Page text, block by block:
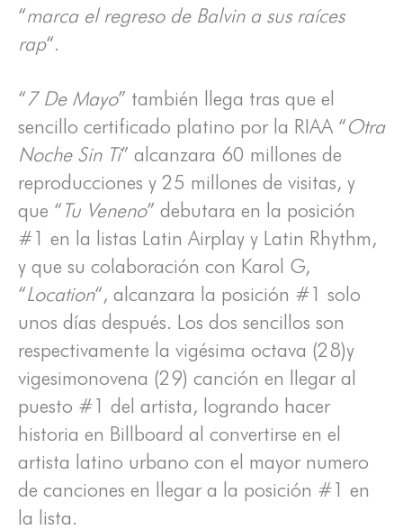
“marca el regreso de Balvin a sus raíces
rap“.
“7 De Mayo” también llega tras que el
sencillo certificado platino por la RIAA “Otra
Noche Sin Ti” alcanzara 60 millones de
reproducciones y 25 millones de visitas, y
que “Tu Veneno” debutara en la posición
#1 en la listas Latin Airplay y Latin Rhythm,
y que su colaboración con Karol G,
“Location“, alcanzara la posición #1 solo
unos días después. Los dos sencillos son
respectivamente la vigésima octava (28)y
vigesimonovena (29) canción en llegar al
puesto #1 del artista, logrando hacer
historia en Billboard al convertirse en el
artista latino urbano con el mayor numero
de canciones en llegar a la posición #1 en
la lista.